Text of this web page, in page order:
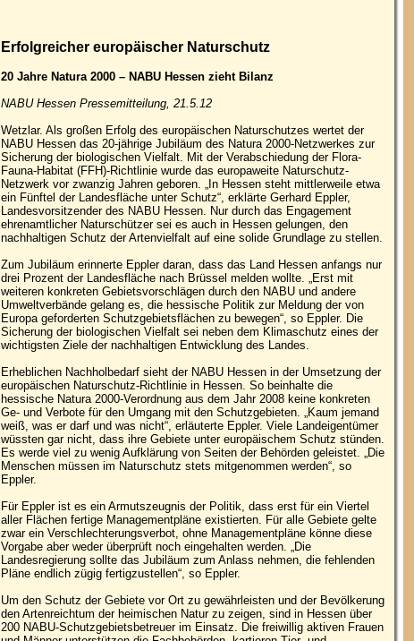
Erfolgreicher europäischer Naturschutz
20 Jahre Natura 2000 – NABU Hessen zieht Bilanz
NABU Hessen Pressemitteilung, 21.5.12
Wetzlar. Als großen Erfolg des europäischen Naturschutzes wertet der
NABU Hessen das 20-jährige Jubiläum des Natura 2000-Netzwerkes zur
Sicherung der biologischen Vielfalt. Mit der Verabschiedung der Flora-
Fauna-Habitat (FFH)-Richtlinie wurde das europaweite Naturschutz-
Netzwerk vor zwanzig Jahren geboren. „In Hessen steht mittlerweile etwa
ein Fünftel der Landesfläche unter Schutz“, erklärte Gerhard Eppler,
Landesvorsitzender des NABU Hessen. Nur durch das Engagement
ehrenamtlicher Naturschützer sei es auch in Hessen gelungen, den
nachhaltigen Schutz der Artenvielfalt auf eine solide Grundlage zu stellen.
Zum Jubiläum erinnerte Eppler daran, dass das Land Hessen anfangs nur
drei Prozent der Landesfläche nach Brüssel melden wollte. „Erst mit
weiteren konkreten Gebietsvorschlägen durch den NABU und andere
Umweltverbände gelang es, die hessische Politik zur Meldung der von
Europa geforderten Schutzgebietsflächen zu bewegen“, so Eppler. Die
Sicherung der biologischen Vielfalt sei neben dem Klimaschutz eines der
wichtigsten Ziele der nachhaltigen Entwicklung des Landes.
Erheblichen Nachholbedarf sieht der NABU Hessen in der Umsetzung der
europäischen Naturschutz-Richtlinie in Hessen. So beinhalte die
hessische Natura 2000-Verordnung aus dem Jahr 2008 keine konkreten
Ge- und Verbote für den Umgang mit den Schutzgebieten. „Kaum jemand
weiß, was er darf und was nicht“, erläuterte Eppler. Viele Landeigentümer
wüssten gar nicht, dass ihre Gebiete unter europäischem Schutz stünden.
Es werde viel zu wenig Aufklärung von Seiten der Behörden geleistet. „Die
Menschen müssen im Naturschutz stets mitgenommen werden“, so
Eppler.
Für Eppler ist es ein Armutszeugnis der Politik, dass erst für ein Viertel
aller Flächen fertige Managementpläne existierten. Für alle Gebiete gelte
zwar ein Verschlechterungsverbot, ohne Managementpläne könne diese
Vorgabe aber weder überprüft noch eingehalten werden. „Die
Landesregierung sollte das Jubiläum zum Anlass nehmen, die fehlenden
Pläne endlich zügig fertigzustellen“, so Eppler.
Um den Schutz der Gebiete vor Ort zu gewährleisten und der Bevölkerung
den Artenreichtum der heimischen Natur zu zeigen, sind in Hessen über
200 NABU-Schutzgebietsbetreuer im Einsatz. Die freiwillig aktiven Frauen